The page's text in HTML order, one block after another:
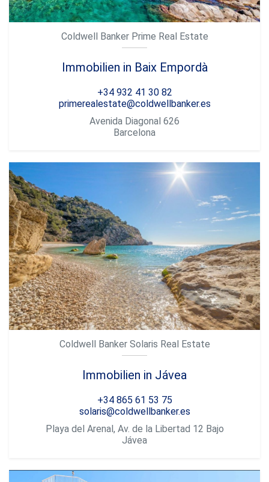
Coldwell Banker Prime Real Estate
Immobilien in Baix Empordà
+34 932 41 30 82
primerealestate@coldwellbanker.es
Avenida Diagonal 626
Barcelona
Coldwell Banker Solaris Real Estate
Immobilien in Jávea
+34 865 61 53 75
solaris@coldwellbanker.es
Playa del Arenal, Av. de la Libertad 12 Bajo
Jávea